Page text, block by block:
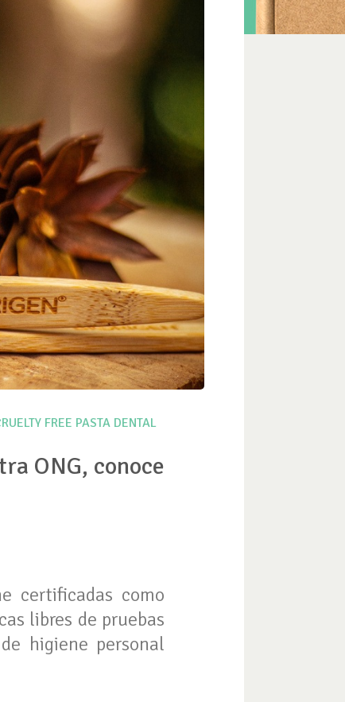
FREE PASTA DENTAL
ONG, conoce
certificadas como
libres de pruebas
higiene personal